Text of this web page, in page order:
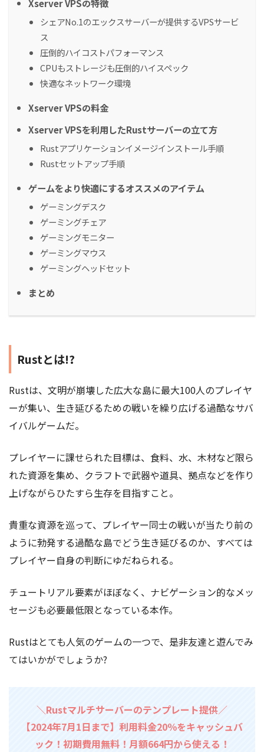
Xserver VPSの特徴
シェアNo.1のエックスサーバーが提供するVPSサービ
ス
圧倒的ハイコストパフォーマンス
CPUもストレージも圧倒的ハイスペック
快適なネットワーク環境
Xserver VPSの料金
Xserver VPSを利用したRustサーバーの立て方
Rustアプリケーションイメージインストール手順
Rustセットアップ手順
ゲームをより快適にするオススメのアイテム
ゲーミングデスク
ゲーミングチェア
ゲーミングモニター
ゲーミングマウス
ゲーミングヘッドセット
まとめ
Rustとは!?
Rustは、文明が崩壊した広大な島に最大100人のプレイヤ
ーが集い、生き延びるための戦いを繰り広げる過酷なサバ
イバルゲームだ。
プレイヤーに課せられた目標は、食料、水、木材など限ら
れた資源を集め、クラフトで武器や道具、拠点などを作り
上げながらひたすら生存を目指すこと。
貴重な資源を巡って、プレイヤー同士の戦いが当たり前の
ように勃発する過酷な島でどう生き延びるのか、すべては
プレイヤー自身の判断にゆだねられる。
チュートリアル要素がほぼなく、ナビゲーション的なメッ
セージも必要最低限となっている本作。
Rustはとても人気のゲームの一つで、是非友達と遊んでみ
てはいかがでしょうか?
＼Rustマルチサーバーのテンプレート提供／
【2024年7月1日まで】利用料金20％をキャッシュバ
ック！初期費用無料！月額664円から使える！